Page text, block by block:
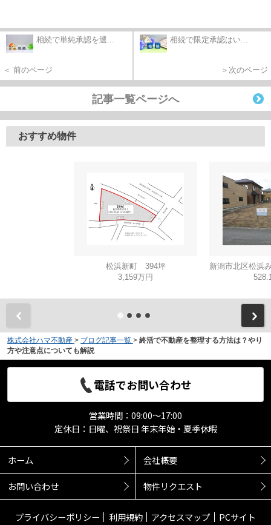
相続で単純承認を選...
＜ 前のページ
相続で限定承認はい...
＞次のページ
記事一覧ページへ
おすすめ物件
松浜新町 394坪
3,159万円
株式会社ハマ不動産 > ブログ記事一覧 > 終活で不動産を整理する方法は？やり
方や注意点についても解説
電話でお問い合わせ
営業時間：09:00～17:00
定休日：日曜、祝祭日 年末年始・夏季休暇
ホーム 会社概要
お問い合わせ 物件リクエスト
プライバシーポリシー 利用規約 アクセスマップ PCサイト